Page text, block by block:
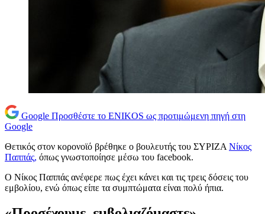
Google Προσθέστε το ENIKOS ως προτιμώμενη πηγή στη
Google
Θετικός στον κορονοϊό βρέθηκε ο βουλευτής του ΣΥΡΙΖΑ Νίκος
Παππάς, όπως γνωστοποίησε μέσω του facebook.
Ο Νίκος Παππάς ανέφερε πως έχει κάνει και τις τρεις δόσεις του
εμβολίου, ενώ όπως είπε τα συμπτώματα είναι πολύ ήπια.